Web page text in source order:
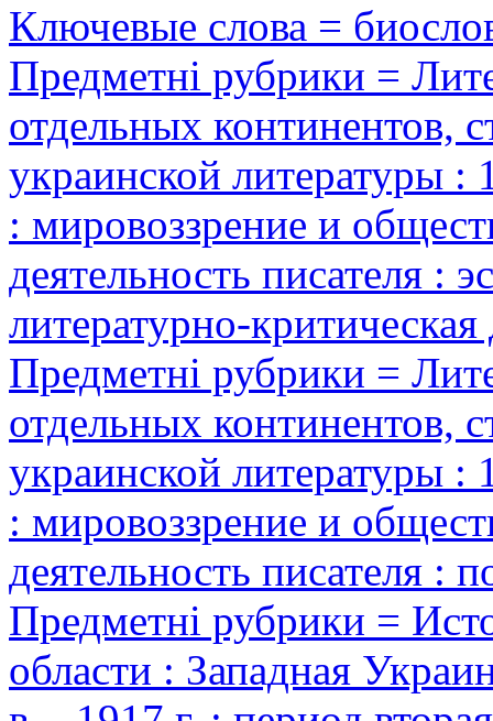
Ключевые слова =
Предметні рубрики =
отдельных континентов,
украинской литературы
: мировоззрение и
деятельность писателя :
литературно-критическая
Предметні рубрики =
отдельных континентов,
украинской литературы
: мировоззрение и
деятельность писателя :
Предметні рубрики =
области : Западная